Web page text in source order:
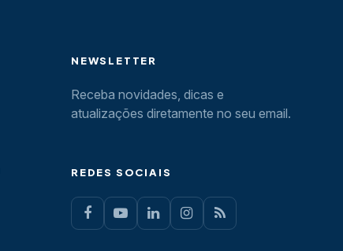
NEWSLETTER
Receba novidades, dicas e
atualizações diretamente no seu email.
REDES SOCIAIS